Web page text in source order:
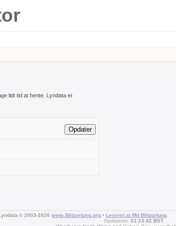
lidt tid at hente. Lyndata er
© 2003-2026 www.Blitzortung.org • Leveret at Mit Blitzortung
Opdateret: 21:13:42 BST